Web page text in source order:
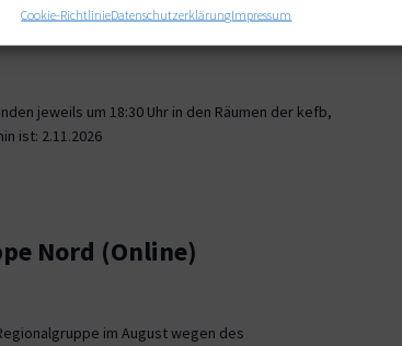
Cookie-RichtlinieDatenschutzerklärungImpressum
Paderborn
jeweils um 18:30 Uhr in den Räumen der kefb,
ist: 2.11.2026
Nord (Online)
im August wegen des